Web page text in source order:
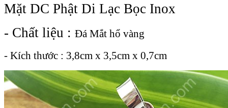
Mặt DC Phật Di Lạc Bọc Inox
- Chất liệu : Đá Mắt hổ vàng
- Kích thước : 3,8cm x 3,5cm x 0,7cm